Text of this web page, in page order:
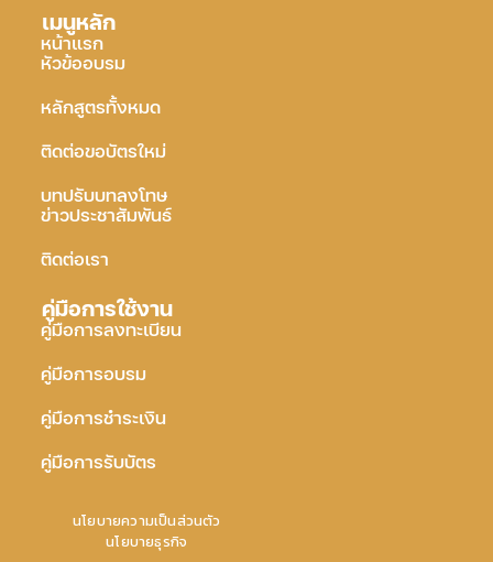
เมนูหลัก
หน้าแรก
หัวข้ออบรม
หลักสูตรทั้งหมด
ติดต่อขอบัตรใหม่
บทปรับบทลงโทษ
ข่าวประชาสัมพันธ์
ติดต่อเรา
คู่มือการใช้งาน
คู่มือการลงทะเบียน
คู่มือการอบรม
คู่มือการชำระเงิน
คู่มือการรับบัตร
นโยบายความเป็นส่วนตัว
นโยบายธุรกิจ